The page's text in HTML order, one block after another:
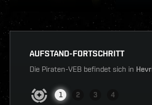
AUFSTAND-FORTSCHRITT
Die Piraten-VEB befindet sich in
1 2 3
4